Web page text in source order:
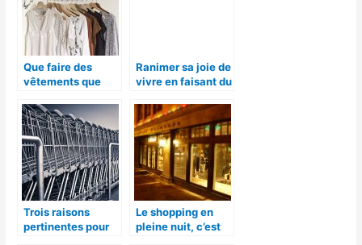
Que faire des
vêtements que
Ranimer sa joie de
vivre en faisant du
Trois raisons
pertinentes pour
Le shopping en
pleine nuit, c’est